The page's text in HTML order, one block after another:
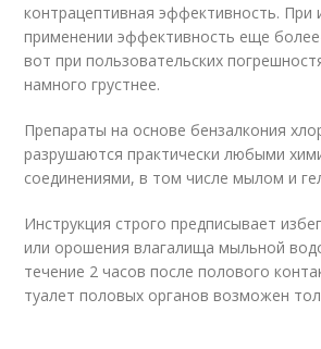
контрацептивная эффективность. При
применении эффективность еще
вот при пользовательских
намного грустнее.
Препараты на основе бензалкония
разрушаются практически любыми
соединениями, в том числе мылом и
Инструкция строго предписывает
или орошения влагалища мыльной
течение 2 часов после полового
туалет половых органов возможен